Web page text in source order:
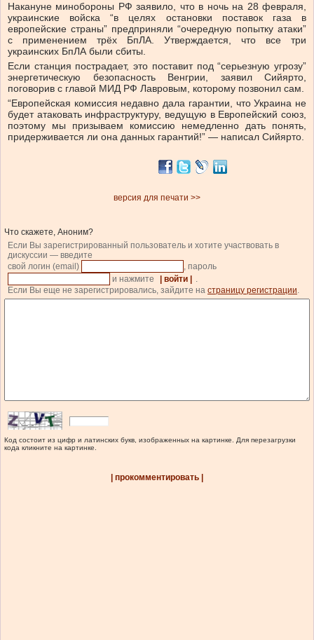
Накануне минобороны РФ заявило, что в ночь на 28 февраля,
украинские войска “в целях остановки поставок газа в
европейские страны” предприняли “очередную попытку атаки”
с применением трёх БпЛА. Утверждается, что все три
украинских БпЛА были сбиты.
Если станция пострадает, это поставит под “серьезную угрозу”
энергетическую безопасность Венгрии, заявил Сийярто,
поговорив с главой МИД РФ Лавровым, которому позвонил сам.
“Европейская комиссия недавно дала гарантии, что Украина не
будет атаковать инфраструктуру, ведущую в Европейский союз,
поэтому мы призываем комиссию немедленно дать понять,
придерживается ли она данных гарантий!” — написал Сийярто.
версия для печати >>
Что скажете, Аноним?
Если Вы зарегистрированный пользователь и хотите участвовать в
дискуссии — введите
свой логин (email)
, пароль
и нажмите
| войти |
.
Если Вы еще не зарегистрировались, зайдите на страницу регистрации.
Код состоит из цифр и латинских букв, изображенных на картинке. Для перезагрузки
кода кликните на картинке.
| прокомментировать |